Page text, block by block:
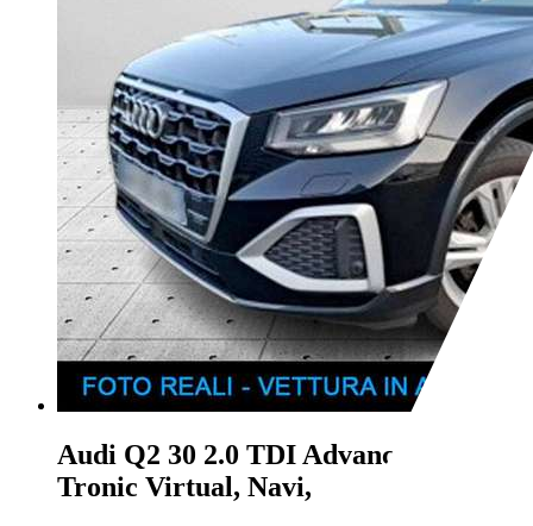
Audi Q2 30 2.0 TDI Advanced S-
Tronic Virtual, Navi,